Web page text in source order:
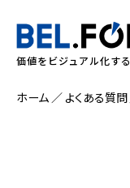
価値をビジュアル化する
ホーム よくある質問